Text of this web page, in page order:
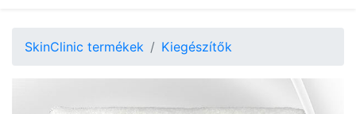
SkinClinic termékek Kiegészítők